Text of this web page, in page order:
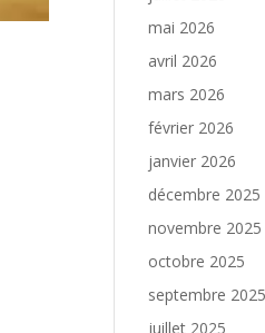
mai 2026
avril 2026
mars 2026
février 2026
janvier 2026
décembre 2025
novembre 2025
octobre 2025
septembre 2025
juillet 2025